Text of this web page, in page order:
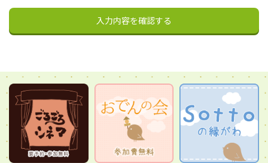
入力内容を確認する